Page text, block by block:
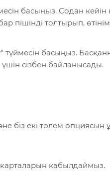
басыңыз. Содан
пішінді толтырып,
басыңыз.
сізбен байланысады.
біз екі төлем опциясын
қабылдаймыз.